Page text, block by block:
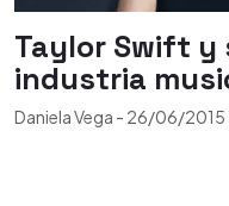
Taylor Swift y
industria
Daniela Vega - 26/06/2015